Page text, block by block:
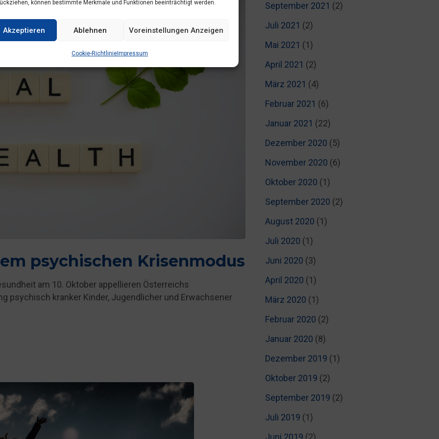
können bestimmte Merkmale und Funktionen beeinträchtigt werden.
Akzeptieren Ablehnen Voreinstellungen Anzeigen
Cookie-RichtlinieImpressum
psychischen Krisenmodus
am 10. Oktober appellieren Österreichs
psychisch kranker Kinder, Jugendlicher und Erwachsener
September 2021 (2)
Juli 2021 (2)
Mai 2021 (1)
April 2021 (2)
März 2021 (4)
Februar 2021 (6)
Januar 2021 (22)
Dezember 2020 (5)
November 2020 (6)
Oktober 2020 (1)
September 2020 (2)
August 2020 (1)
Juli 2020 (1)
Juni 2020 (3)
April 2020 (1)
März 2020 (1)
Februar 2020 (2)
Januar 2020 (8)
Dezember 2019 (1)
Oktober 2019 (2)
September 2019 (2)
Juli 2019 (1)
Juni 2019 (2)